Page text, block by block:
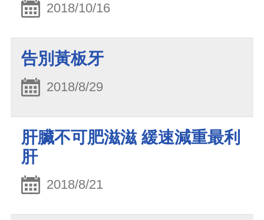
2018/10/16
告別黃板牙
2018/8/29
肝臟不可肥滋滋 緩速減重最利
肝
2018/8/21